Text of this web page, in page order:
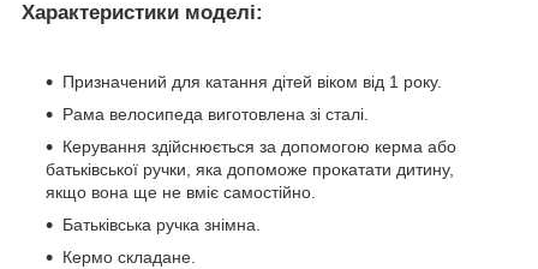
Характеристики моделі:
Призначений для катання дітей віком від 1 року.
Рама велосипеда виготовлена зі сталі.
Керування здійснюється за допомогою керма або
батьківської ручки, яка допоможе прокатати дитину,
якщо вона ще не вміє самостійно.
Батьківська ручка знімна.
Кермо складане.